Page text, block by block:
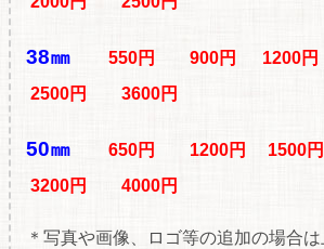
38㎜
550円 900円 1200
2500円 3600円
50㎜
650円 1200円 1500
3200円 4000円
＊写真や画像、ロゴ等の追加の場合